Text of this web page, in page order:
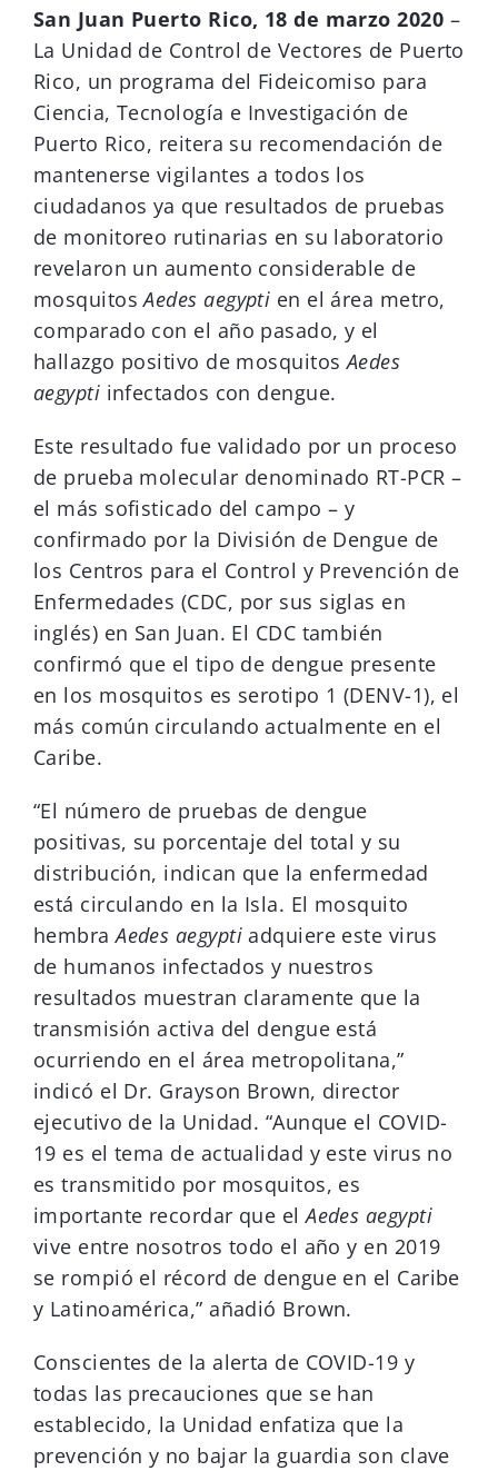
San Juan Puerto Rico, 18 de marzo 2020 –
La Unidad de Control de Vectores de Puerto
Rico, un programa del Fideicomiso para
Ciencia, Tecnología e Investigación de
Puerto Rico, reitera su recomendación de
mantenerse vigilantes a todos los
ciudadanos ya que resultados de pruebas
de monitoreo rutinarias en su laboratorio
revelaron un aumento considerable de
mosquitosAedes aegypti en el área metro,
comparado con el año pasado, y el
hallazgo positivo de mosquitosAedes
aegypti infectados con dengue.
Este resultado fue validado por un proceso
de prueba molecular denominado RT-PCR –
el más sofisticado del campo – y
confirmado por la División de Dengue de
los Centros para el Control y Prevención de
Enfermedades (CDC, por sus siglas en
inglés) en San Juan. El CDC también
confirmó que el tipo de dengue presente
en los mosquitos es serotipo 1 (DENV-1), el
más común circulando actualmente en el
Caribe.
“El número de pruebas de dengue
positivas, su porcentaje del total y su
distribución, indican que la enfermedad
está circulando en la Isla. El mosquito
hembraAedes aegypti adquiere este virus
de humanos infectados y nuestros
resultados muestran claramente que la
transmisión activa del dengue está
ocurriendo en el área metropolitana,”
indicó el Dr. Grayson Brown, director
ejecutivo de la Unidad. “Aunque el COVID-
19 es el tema de actualidad y este virus no
es transmitido por mosquitos, es
importante recordar que elAedes aegypti
vive entre nosotros todo el año y en 2019
se rompió el récord de dengue en el Caribe
y Latinoamérica,” añadió Brown.
Conscientes de la alerta de COVID-19 y
todas las precauciones que se han
establecido, la Unidad enfatiza que la
prevención y no bajar la guardia son clave